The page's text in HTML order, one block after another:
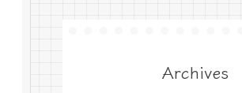
Archives